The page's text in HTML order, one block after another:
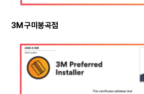
3M 구미봉곡점